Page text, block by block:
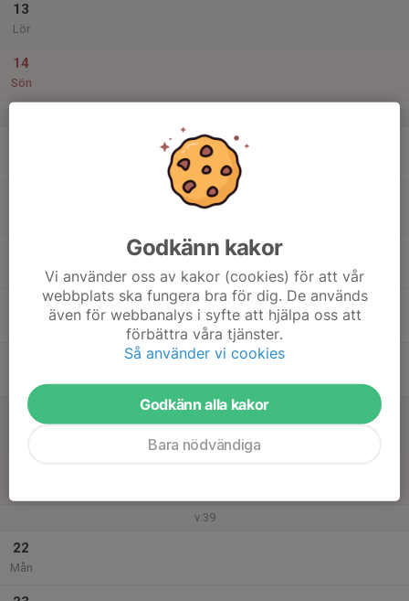
13
Lör
14
Sön
20
v.39
22
Mån
Godkänn kakor
Vi använder oss av kakor (cookies) för att vår
webbplats ska fungera bra för dig. De används
även för webbanalys i syfte att hjälpa oss att
förbättra våra tjänster.
Så använder vi cookies
Godkänn alla kakor
Bara nödvändiga